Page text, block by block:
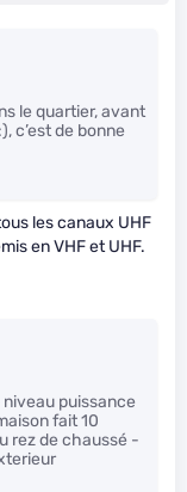
le quartier, avant
c’est de bonne
les canaux UHF
en VHF et UHF.
puissance
fait 10
rez de chaussé -